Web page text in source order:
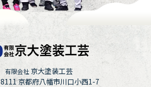
有限会社 京大塗装工芸
京都府八幡市川口小西1-7